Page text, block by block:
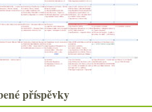
Fajn sprašový veltlín a něco k cenám
Niepoort Nat’Cool DrinkMe v
červené
Mythopia Shining aneb Pinot v
podobě extrémní
Weingut Meier a povedené přísnější
ryzlinky
příspěvky